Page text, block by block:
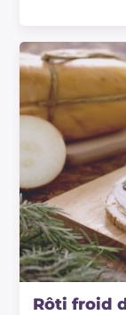
Rôti froid